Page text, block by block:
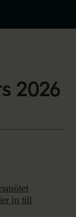
2026
in till